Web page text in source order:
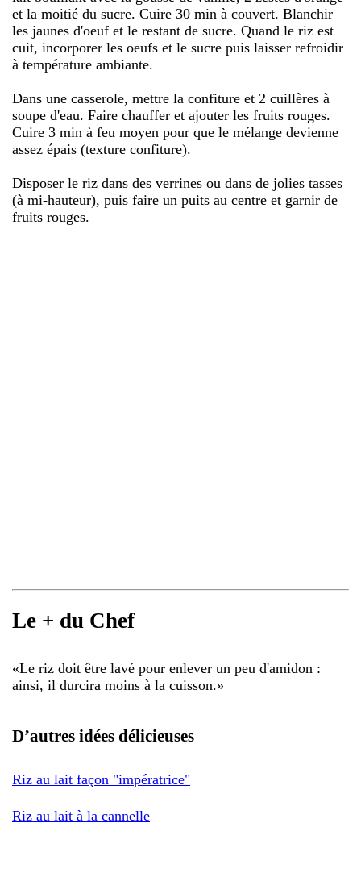
et la moitié du sucre. Cuire 30 min à couvert. Blanchir
les jaunes d'oeuf et le restant de sucre. Quand le riz est
cuit, incorporer les oeufs et le sucre puis laisser refroidir
à température ambiante.
Dans une casserole, mettre la confiture et 2 cuillères à
soupe d'eau. Faire chauffer et ajouter les fruits rouges.
Cuire 3 min à feu moyen pour que le mélange devienne
assez épais (texture confiture).
Disposer le riz dans des verrines ou dans de jolies tasses
(à mi-hauteur), puis faire un puits au centre et garnir de
fruits rouges.
Le + du Chef
«Le riz doit être lavé pour enlever un peu d'amidon :
ainsi, il durcira moins à la cuisson.»
D’autres idées délicieuses
Riz au lait façon "impératrice"
Riz au lait à la cannelle